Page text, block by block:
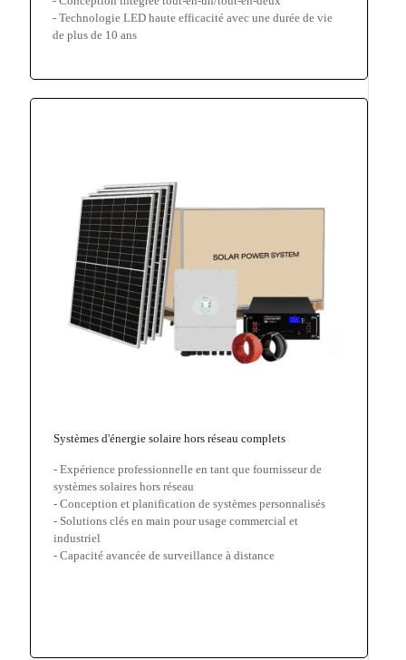
- Technologie LED haute efficacité avec une durée de vie
de plus de 10 ans
Systèmes d'énergie solaire hors réseau complets
- Expérience professionnelle en tant que fournisseur de
systèmes solaires hors réseau
- Conception et planification de systèmes personnalisés
- Solutions clés en main pour usage commercial et
industriel
- Capacité avancée de surveillance à distance